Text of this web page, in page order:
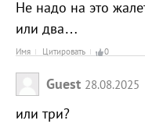
Не надо на это
или два…
Имя Цитировать 0
Guest 28.08.2025
или три?